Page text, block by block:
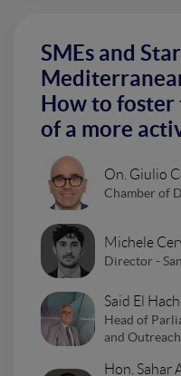
SMEs and
How to
of a more
On. Giulio
Chamber of
Michele
Director -
Said El
Head of
and
Hon. Sahar